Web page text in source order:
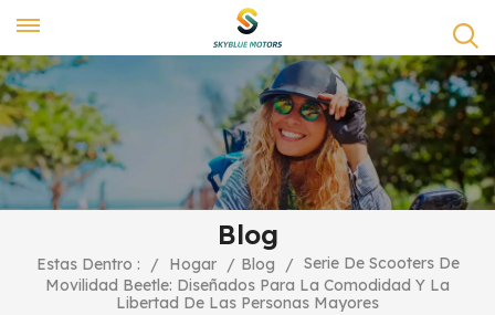
Blog
Estas Dentro : / Hogar / Blog / Serie De Scooters De
Movilidad Beetle: Diseñados Para La Comodidad Y La
Libertad De Las Personas Mayores